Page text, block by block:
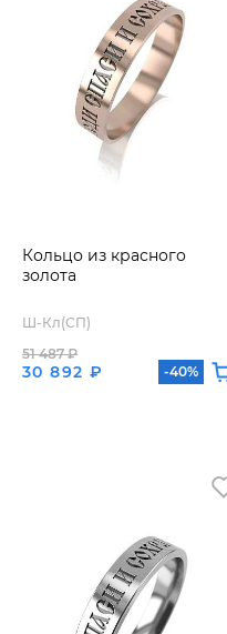
Кольцо из красного
золота
Ш-Кл(СП)
30 892 ₽
51 487 ₽
-40%